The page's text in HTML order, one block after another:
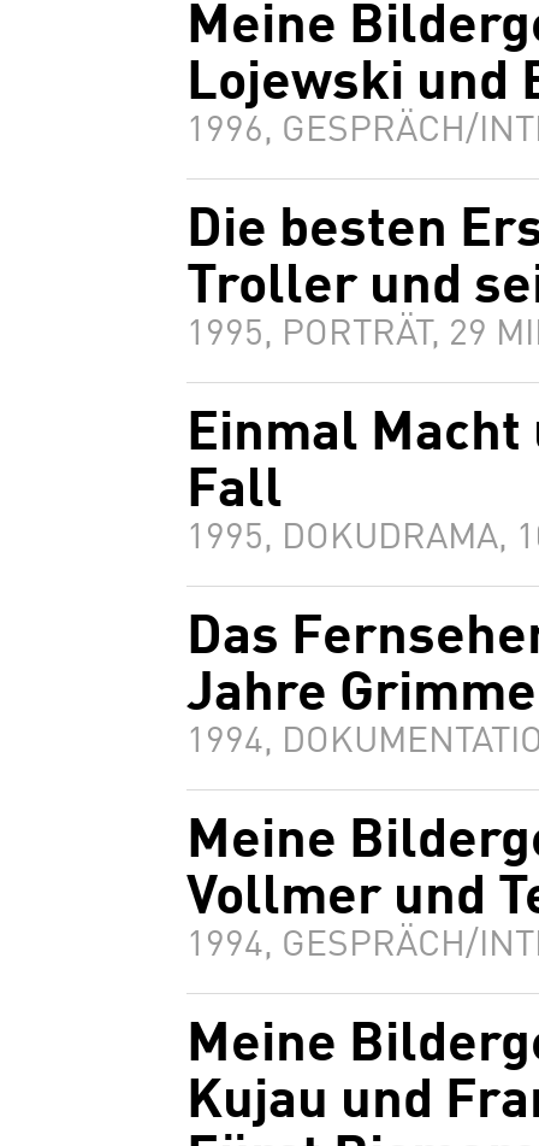
Meine
Lojewski und
1996, GESPRÄCH/
Die besten
Troller und
1995, PORTRÄT, 29
Einmal
Fall
1995, DOKUDRAMA,
Das
Jahre
1994,
Meine
Vollmer und
1994, GESPRÄCH/
Meine
Kujau und